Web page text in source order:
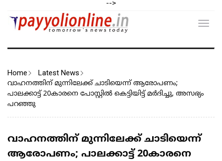
-->
Home Latest News
വാഹനത്തിന് മുന്നിലേക്ക് ചാടിയെന്ന് ആരോപണം;
പാലക്കാട്ട് 20കാരനെ പോസ്റ്റിൽ കെട്ടിയിട്ട് മർദിച്ചു, അസഭ്യം
പറഞ്ഞു
വാഹനത്തിന് മുന്നിലേക്ക് ചാടിയെന്ന്
ആരോപണം; പാലക്കാട്ട് 20കാരനെ